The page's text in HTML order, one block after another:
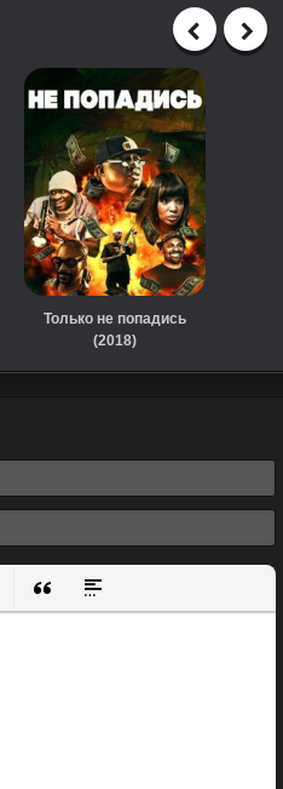
Только не попадись
(2018)
смайлик
Вставка цитаты
Вставка спойлера